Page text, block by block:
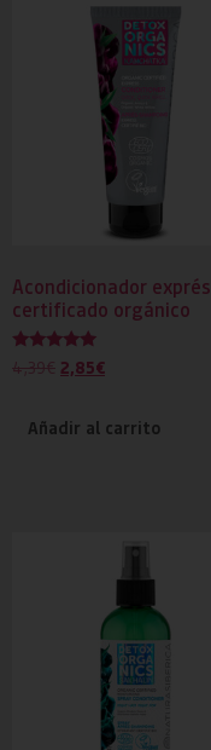
Acondicionador exprés
certificado orgánico
Valorado
con
4,39€ 2,85€
Añadir al carrito